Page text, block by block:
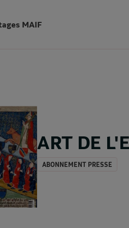
MAIF
ART DE
ABONNEMENT PRESSE